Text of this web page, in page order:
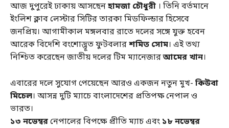
আজ দুপুরেই ঢাকায় আসছেনহামজা চৌধুরী । তিনি বর্তমানে
ইংলিশ ক্লাব লেস্টার সিটির তারকা মিডফিল্ডার হিসেবে
জনপ্রিয়। আগামীকাল মঙ্গলবার রাতে দলের সঙ্গে যুক্ত হবেন
আরেক বিদেশি বংশোদ্ভূত ফুটবলারশমিত সোম। এই তথ্য
নিশ্চিত করেছেন জাতীয় দলের টিম ম্যানেজারআমের খান।
এবারের দলে সুযোগ পেয়েছেন আরও একজন নতুন মুখ- কিউবা
মিচেল। আসন্ন দুটি ম্যাচে বাংলাদেশের প্রতিপক্ষ নেপাল ও
ভারত।
১৩ নভেম্বরনেপালের বিপক্ষে প্রীতি ম্যাচ এবং ১৮ নভেম্বর